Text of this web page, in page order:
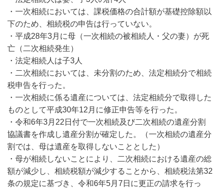
・一次相続においては、課税価格の合計額が基礎控除額以
下のため、相続税の申告は行っていない。
・平成28年3月に母（一次相続の被相続人・父の妻）が死
亡（二次相続発生）
・法定相続人は子3人
・二次相続においては、未分割のため、法定相続分で相続
税申告を行った。
・一次相続に係る遺産については、法定相続分で取得した
ものとして平成30年12月に修正申告等を行った。
・令和6年3月22日付で一次相続及び二次相続の遺産分割
協議書を作成し遺産分割が確定した。（一次相続の遺産分
割では、母は遺産を取得しないこととした）
・母が相続しないことにより、二次相続における遺産の総
額が減少し、相続税額が減少することから、相続税法第32
条の規定に基づき、令和6年5月7日に更正の請求を行っ